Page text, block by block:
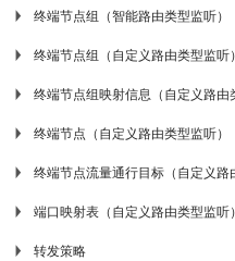
▶ 终端节点组（智能路由类型监听）
▶ 终端节点组（自定义路由类型监听）
▶ 终端节点组映射信息（自定义路由
▶ 终端节点（自定义路由类型监听）
▶ 终端节点流量通行目标（自定义路
▶ 端口映射表（自定义路由类型监听）
▶ 转发策略